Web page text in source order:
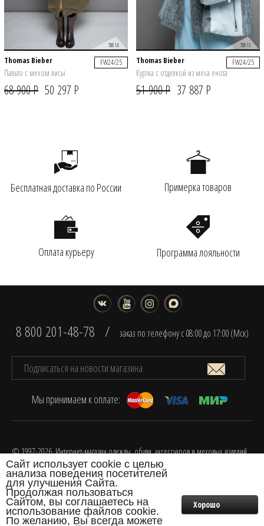
₽
0
TB014
Thomas Bieber FW24/25
Пальто с мехом лисы
68 900 Р 50 297 Р
TB013
Thomas Bieber FW24/25
Куртка с отделкой из меха енота
51 900 Р 37 887 Р
Бесплатная доставка по России Примерка товаров
Оплата курьеру Программа лояльности
8 800 201-48-78 / заказ по телефону с 08:00 до 17:00 (Мск)
Мы принимаем к оплате:
© 1997-2026. Интернет-магазин одежды, обуви, аксессуаров и меховых изделий
FOX.
Разработка интернет-магазина одежды
Сайт использует cookie с целью
анализа поведения посетителей
для улучшения Сайта.
Продолжая пользоваться
Сайтом, вы соглашаетесь на
использование файлов cookie.
По желанию, Вы всегда можете
Хорошо